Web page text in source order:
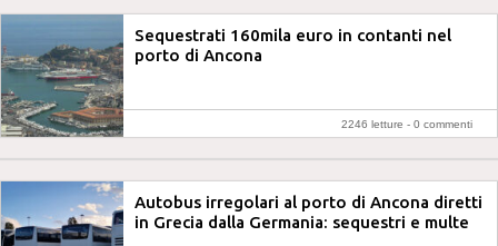
Sequestrati 160mila euro in contanti nel
porto di Ancona
2246 letture - 0 commenti
Autobus irregolari al porto di Ancona diretti
in Grecia dalla Germania: sequestri e multe